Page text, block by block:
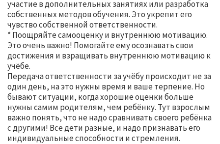
участие в дополнительных занятиях или разработка
собственных методов обучения. Это укрепит его
чувство собственной ответственности.
* Поощряйте самооценку и внутреннюю мотивацию.
Это очень важно! Помогайте ему осознавать свои
достижения и взращивать внутреннюю мотивацию к
учёбе.
Передача ответственности за учёбу происходит не за
один день, на это нужны время и ваше терпение. Но
бывают ситуации, когда хорошие оценки больше
нужны самим родителям, чем ребёнку. Тут взрослым
важно понять, что не надо сравнивать своего ребёнка
с другими! Все дети разные, и надо признавать его
индивидуальные способности и стремления.